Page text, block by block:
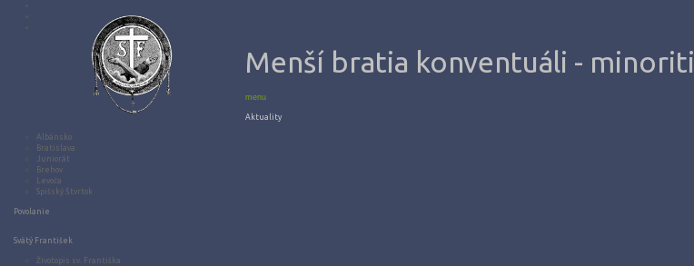
Menší bratia konventuáli - minoriti
menu
Aktuality
Albánsko
Bratislava
Juniorát
Brehov
Levoča
Spišský Štvrtok
Povolanie
Svätý František
Životopis sv. Františka